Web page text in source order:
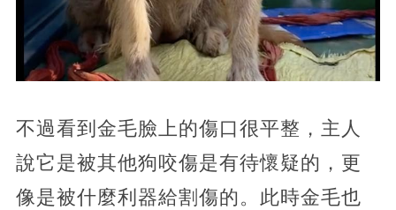
不過看到金毛臉上的傷口很平整，主人
說它是被其他狗咬傷是有待懷疑的，更
像是被什麼利器給割傷的。此時金毛也